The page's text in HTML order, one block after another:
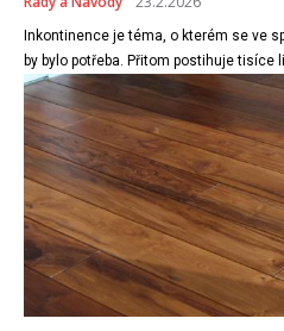
Inkontinence je téma, o kterém se ve
by bylo potřeba. Přitom postihuje tisíce